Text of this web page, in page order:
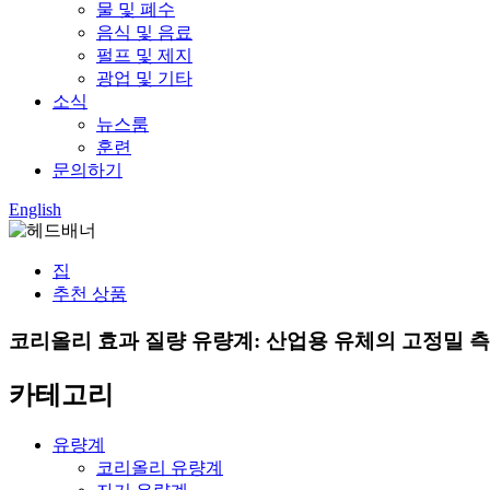
물 및 폐수
음식 및 음료
펄프 및 제지
광업 및 기타
소식
뉴스룸
훈련
문의하기
English
집
추천 상품
코리올리 효과 질량 유량계: 산업용 유체의 고정밀
카테고리
유량계
코리올리 유량계